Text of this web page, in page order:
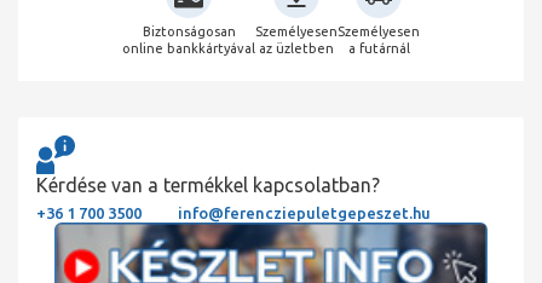
Biztonságosan
online bankkártyával
Személyesen
az üzletben
Személyesen
a futárnál
Kérdése van a termékkel kapcsolatban?
+36 1 700 3500 info@ferencziepuletgepeszet.hu